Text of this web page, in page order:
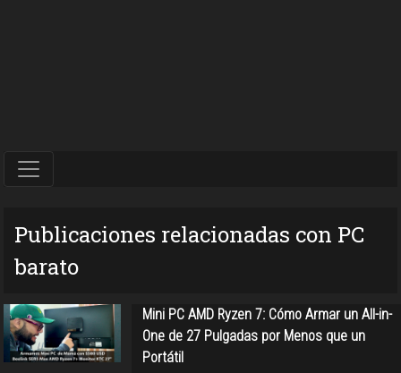
Publicaciones relacionadas con PC
barato
Mini PC AMD Ryzen 7: Cómo Armar un All-in-
One de 27 Pulgadas por Menos que un
Portátil